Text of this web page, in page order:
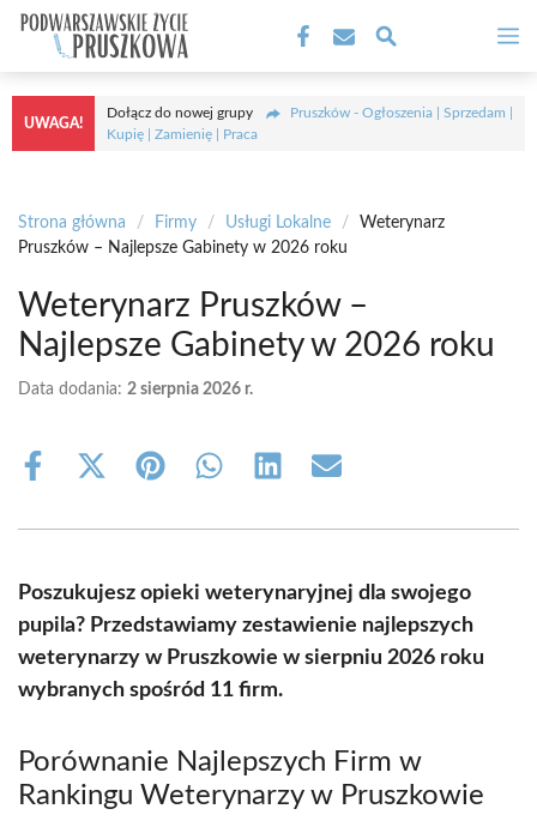
Przejdź
treści
UWAGA!
Dołącz do nowej grupy
Pruszków - Ogłoszenia | Sprzedam |
Kupię | Zamienię | Praca
Strona główna / Firmy / Usługi Lokalne /
Weterynarz
Pruszków – Najlepsze Gabinety w 2026 roku
Weterynarz Pruszków –
Najlepsze Gabinety w 2026 roku
Data dodania: 2 sierpnia 2026 r.
Share
Share
(Twitter)
Share Share Share Share
Poszukujesz opieki weterynaryjnej dla swojego
pupila? Przedstawiamy zestawienie najlepszych
weterynarzy w Pruszkowie w sierpniu 2026 roku
wybranych spośród 11 firm.
Porównanie Najlepszych Firm w
Rankingu Weterynarzy w Pruszkowie